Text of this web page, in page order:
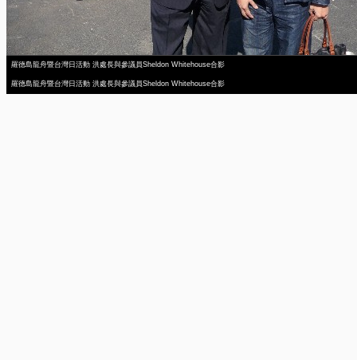
羅德島龍舟暨台灣日活動 洪處長與參議員Sheldon Whitehouse合影
羅德島龍舟暨台灣日活動 洪處長與參議員Sheldon Whitehouse合影